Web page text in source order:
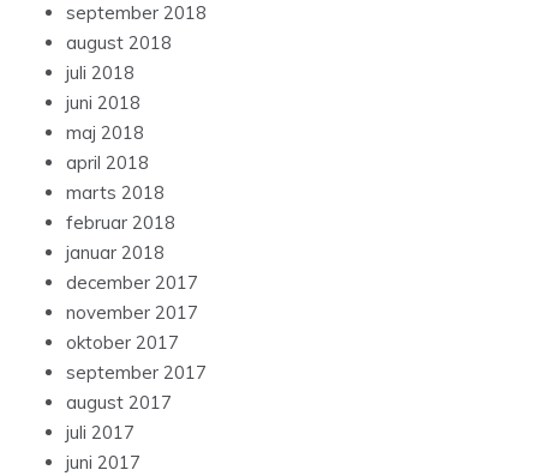
september 2018
august 2018
juli 2018
juni 2018
maj 2018
april 2018
marts 2018
februar 2018
januar 2018
december 2017
november 2017
oktober 2017
september 2017
august 2017
juli 2017
juni 2017